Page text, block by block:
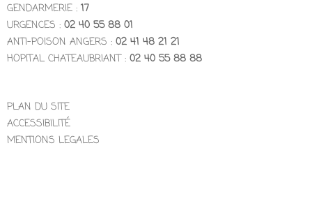
GENDARMERIE : 17
URGENCES : 02 40 55 88 01
ANTI-POISON ANGERS : 02 41 48 21 21
HOPITAL CHATEAUBRIANT : 02 40 55 88 88
PLAN DU SITE
ACCESSIBILITÉ
MENTIONS LEGALES